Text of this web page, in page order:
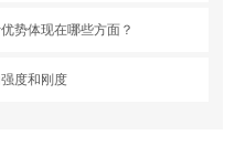
势体现在哪些方面？
度和刚度